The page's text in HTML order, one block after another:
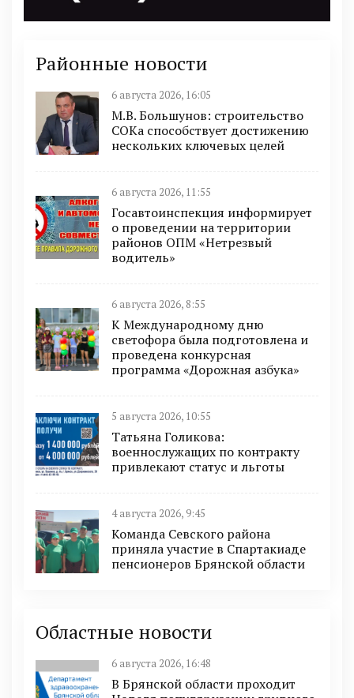
Районные новости
6 августа 2026, 16:05
М.В. Большунов: строительство
СОКа способствует достижению
нескольких ключевых целей
6 августа 2026, 11:55
Госавтоинспекция информирует
о проведении на территории
районов ОПМ «Нетрезвый
водитель»
6 августа 2026, 8:55
К Международному дню
светофора была подготовлена и
проведена конкурсная
программа «Дорожная азбука»
5 августа 2026, 10:55
Татьяна Голикова:
военнослужащих по контракту
привлекают статус и льготы
4 августа 2026, 9:45
Команда Севского района
приняла участие в Спартакиаде
пенсионеров Брянской области
Областные новости
6 августа 2026, 16:48
В Брянской области проходит